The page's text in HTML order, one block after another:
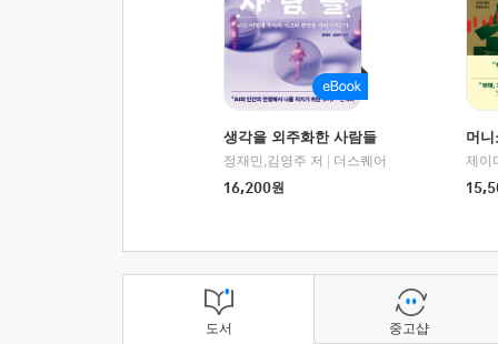
생각을 외주화한 사람들
정재민,김영주 저
더스퀘어
16,200원
머
도서 중고샵